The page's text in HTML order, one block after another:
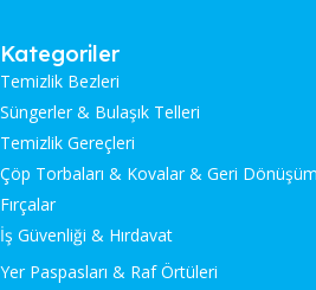
Kategoriler
Temizlik Bezleri
Süngerler & Bulaşık Telleri
Temizlik Gereçleri
Çöp Torbaları & Kovalar & Geri
Fırçalar
İş Güvenliği & Hırdavat
Yer Paspasları & Raf Örtüleri